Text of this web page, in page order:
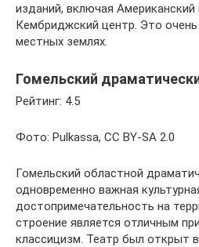
изданий, включая Американский
Кембриджский центр. Это
местных землях.
Гомельский
Рейтинг: 4.5
Фото: Pulkassa, CC BY-SA 2.0
Гомельский областной
одновременно важная
достопримечательность на
строение является отличным
классицизм. Театр был открыт